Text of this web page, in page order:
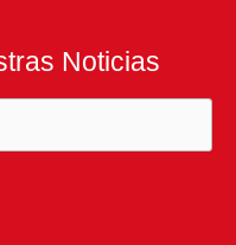
Noticias